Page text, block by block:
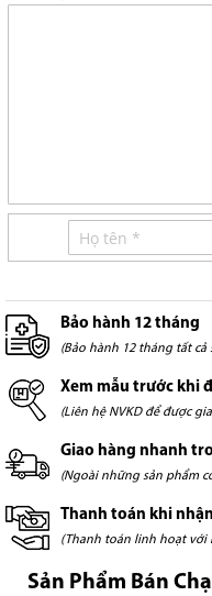
Bảo hành 12 tháng
(Bảo hành 12 tháng tất cả
Xem mẫu trước khi
(Liên hệ NVKD để được
Giao hàng nhanh
(Ngoài những sản phẩm
Thanh toán khi
(Thanh toán linh hoạt
Sản Phẩm Bán